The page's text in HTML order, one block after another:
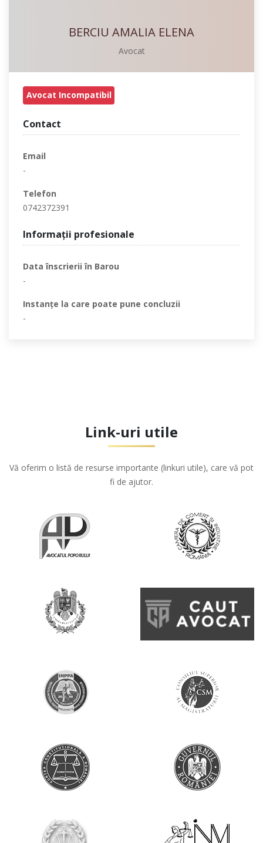
BERCIU AMALIA ELENA
Avocat
Avocat Incompatibil
Contact
Email
-
Telefon
0742372391
Informaţii profesionale
Data înscrierii în Barou
-
Instanţe la care poate pune concluzii
-
Link-uri utile
Vă oferim o listă de resurse importante (linkuri utile), care vă pot
fi de ajutor.